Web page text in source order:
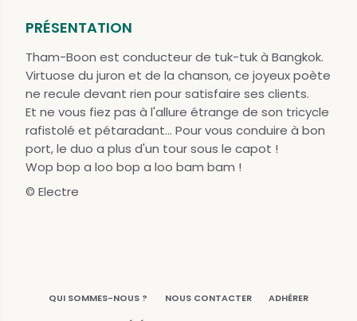
PRÉSENTATION
Tham-Boon est conducteur de tuk-tuk à Bangkok.
Virtuose du juron et de la chanson, ce joyeux poète
ne recule devant rien pour satisfaire ses clients.
Et ne vous fiez pas à l'allure étrange de son tricycle
rafistolé et pétaradant... Pour vous conduire à bon
port, le duo a plus d'un tour sous le capot !
Wop bop a loo bop a loo bam bam !
© Electre
QUI SOMMES-NOUS ? NOUS CONTACTER ADHÉRER